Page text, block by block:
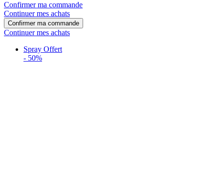
Confirmer ma commande
Continuer mes achats
Confirmer ma commande
Continuer mes achats
Spray Offert
- 50%